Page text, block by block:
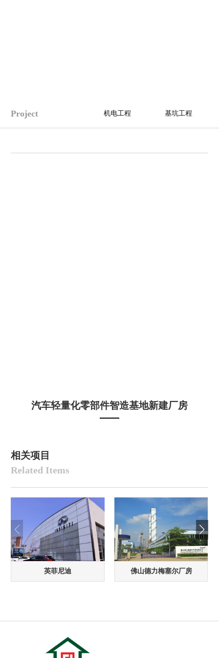
Project 机电工程 基坑工程
汽车轻量化零部件智造基地新建厂房
相关项目
Related Items
英菲尼迪 佛山德力梅塞尔厂房